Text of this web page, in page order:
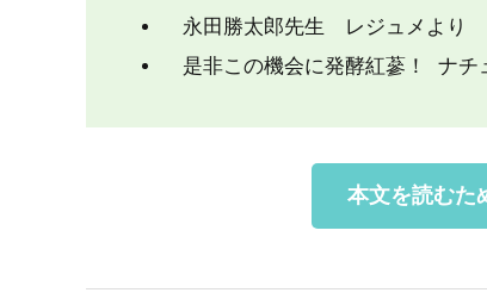
永田勝太郎先生 レジュメより
是非この機会に発酵紅蔘！ ナチ
本文を読むた